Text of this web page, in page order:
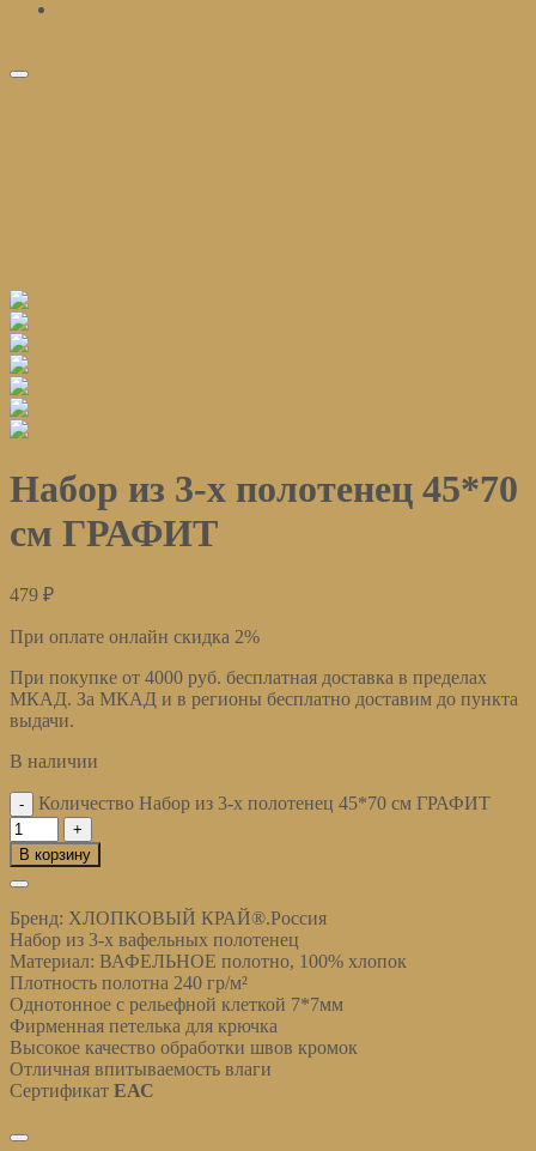
Набор из 3-х полотенец 45*70
см ГРАФИТ
479 ₽
При оплате онлайн скидка 2%
При покупке от 4000 руб. бесплатная доставка в пределах
МКАД. За МКАД и в регионы бесплатно доставим до пункта
выдачи.
В наличии
Количество Набор из 3-х полотенец 45*70 см ГРАФИТ
В корзину
Бренд: ХЛОПКОВЫЙ КРАЙ®.Россия
Набор из 3-х вафельных полотенец
Материал: ВАФЕЛЬНОЕ полотно, 100% хлопок
Плотность полотна 240 гр/м²
Однотонное с рельефной клеткой 7*7мм
Фирменная петелька для крючка
Высокое качество обработки швов кромок
Отличная впитываемость влаги
Сертификат ЕАС